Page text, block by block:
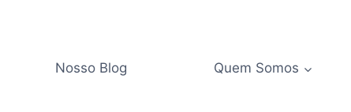
Nosso Blog Quem Somos